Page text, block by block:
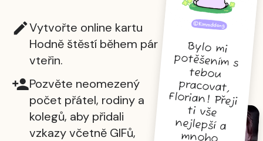
Vytvořte online kartu
Hodně štěstí během pár
vteřin.
Pozvěte neomezený
počet přátel, rodiny a
kolegů, aby přidali
vzkazy včetně GIFů,
Bylo mi
potěšením s
tebou
pracovat,
Florian! Přeji
ti vše
nejlepší a
mnoho
dalších